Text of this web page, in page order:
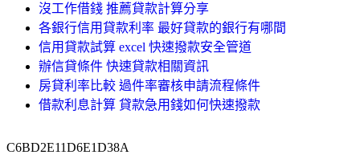
沒工作借錢 推薦貸款計算分享
各銀行信用貸款利率 最好貸款的銀行有哪間
信用貸款試算 excel 快速撥款安全管道
辦信貸條件 快速貸款相關資訊
房貸利率比較 過件率審核申請流程條件
借款利息計算 貸款急用錢如何快速撥款
C6BD2E11D6E1D38A